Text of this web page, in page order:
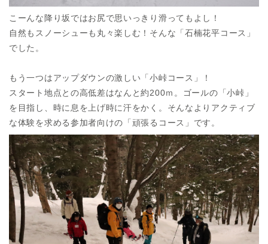
こーんな降り坂ではお尻で思いっきり滑ってもよし！
自然もスノーシューも丸々楽しむ！そんな「石楠花平コース」
でした。
もう一つはアップダウンの激しい「小峠コース」！
スタート地点との高低差はなんと約200ｍ。ゴールの「小峠」
を目指し、時に息を上げ時に汗をかく。そんなよりアクティブ
な体験を求める参加者向けの「頑張るコース」です。